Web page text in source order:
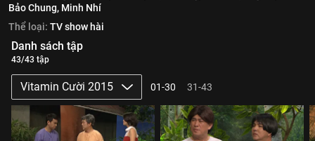
Bảo Chung, Minh Nhí
Thể loại: TV show hài
Danh sách tập
43/43 tập
Vitamin Cười 2015 01-30 31-43